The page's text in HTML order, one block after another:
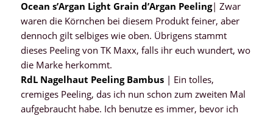
Ocean s’Argan Light Grain d’Argan Peeling| Zwar
waren die Körnchen bei diesem Produkt feiner, aber
dennoch gilt selbiges wie oben. Übrigens stammt
dieses Peeling von TK Maxx, falls ihr euch wundert, wo
die Marke herkommt.
RdL Nagelhaut Peeling Bambus| Ein tolles,
cremiges Peeling, das ich nun schon zum zweiten Mal
aufgebraucht habe. Ich benutze es immer, bevor ich